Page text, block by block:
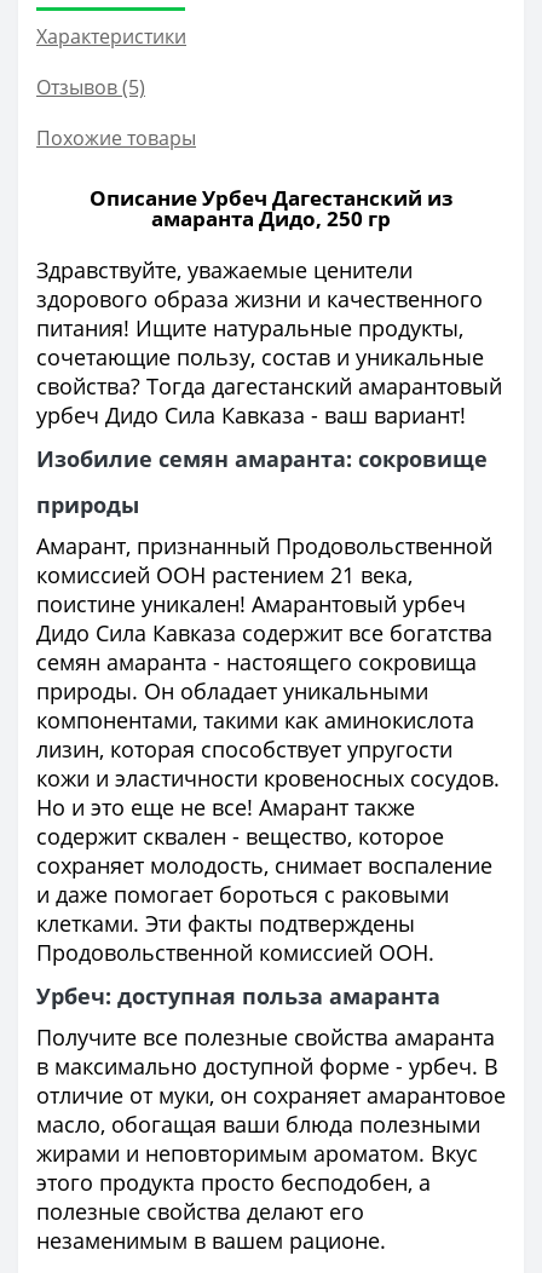
Характеристики
Отзывов (5)
Похожие товары
Описание Урбеч Дагестанский из
амаранта Дидо, 250 гр
Здравствуйте, уважаемые ценители
здорового образа жизни и качественного
питания! Ищите натуральные продукты,
сочетающие пользу, состав и уникальные
свойства? Тогда дагестанский амарантовый
урбеч Дидо Сила Кавказа - ваш вариант!
Изобилие семян амаранта: сокровище
природы
Амарант, признанный Продовольственной
комиссией ООН растением 21 века,
поистине уникален! Амарантовый урбеч
Дидо Сила Кавказа содержит все богатства
семян амаранта - настоящего сокровища
природы. Он обладает уникальными
компонентами, такими как аминокислота
лизин, которая способствует упругости
кожи и эластичности кровеносных сосудов.
Но и это еще не все! Амарант также
содержит сквален - вещество, которое
сохраняет молодость, снимает воспаление
и даже помогает бороться с раковыми
клетками. Эти факты подтверждены
Продовольственной комиссией ООН.
Урбеч: доступная польза амаранта
Получите все полезные свойства амаранта
в максимально доступной форме - урбеч. В
отличие от муки, он сохраняет амарантовое
масло, обогащая ваши блюда полезными
жирами и неповторимым ароматом. Вкус
этого продукта просто бесподобен, а
полезные свойства делают его
незаменимым в вашем рационе.